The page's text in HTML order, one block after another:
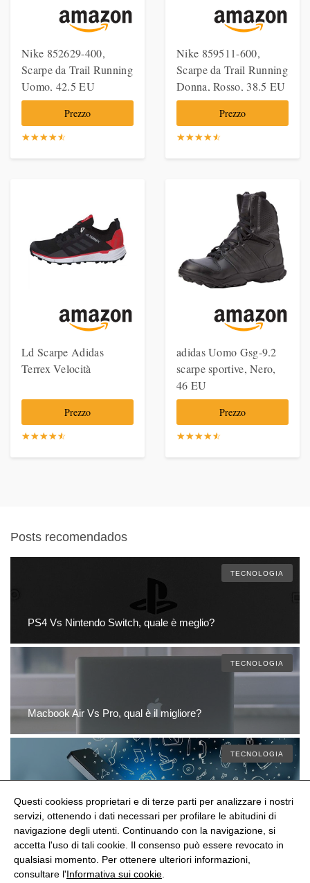
Nike 852629-400,
Scarpe da Trail Running
Uomo, 42.5 EU
Prezzo
☆☆☆☆☆
★★★★★
Nike 859511-600,
Scarpe da Trail Running
Donna, Rosso, 38.5 EU
Prezzo
☆☆☆☆☆
★★★★★
Ld Scarpe Adidas
Terrex Velocità
Prezzo
☆☆☆☆☆
★★★★★
adidas Uomo Gsg-9.2
scarpe sportive, Nero,
46 EU
Prezzo
☆☆☆☆☆
★★★★★
Posts recomendados
TECNOLOGIA
PS4 Vs Nintendo Switch, quale è meglio?
TECNOLOGIA
Macbook Air Vs Pro, qual è il migliore?
TECNOLOGIA
Samsung o Huawei, che è meglio?
@Shoptize 2026
Questi cookiess proprietari e di terze parti per analizzare i nostri
servizi, ottenendo i dati necessari per profilare le abitudini di
navigazione degli utenti. Continuando con la navigazione, si
accetta l'uso di tali cookie. Il consenso può essere revocato in
qualsiasi momento. Per ottenere ulteriori informazioni,
consultare l'Informativa sui cookie